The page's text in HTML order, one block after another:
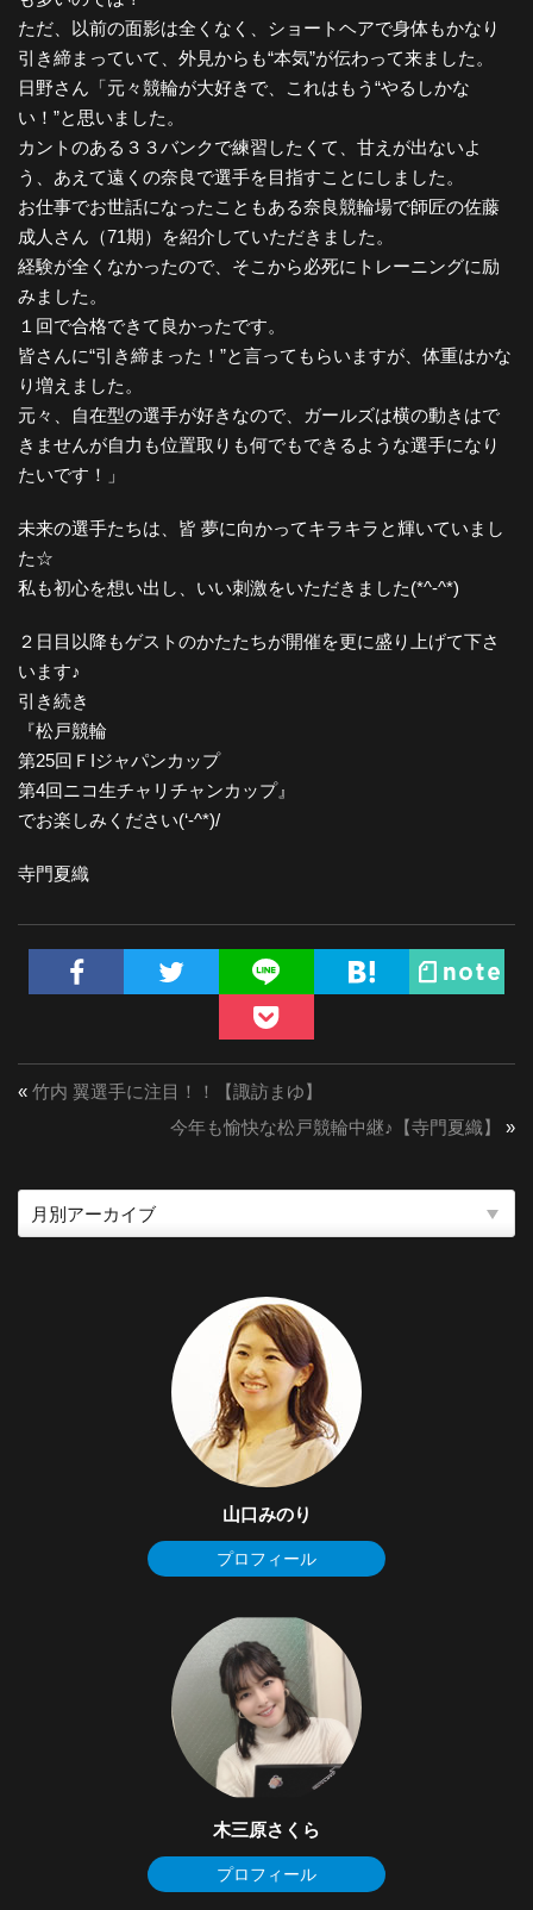
ただ、以前の面影は全くなく、ショートヘアで身体もかなり
引き締まっていて、外見からも“本気”が伝わって来ました。
日野さん「元々競輪が大好きで、これはもう“やるしかな
い！”と思いました。
カントのある３３バンクで練習したくて、甘えが出ないよ
う、あえて遠くの奈良で選手を目指すことにしました。
お仕事でお世話になったこともある奈良競輪場で師匠の佐藤
成人さん（71期）を紹介していただきました。
経験が全くなかったので、そこから必死にトレーニングに励
みました。
１回で合格できて良かったです。
皆さんに“引き締まった！”と言ってもらいますが、体重はかな
り増えました。
元々、自在型の選手が好きなので、ガールズは横の動きはで
きませんが自力も位置取りも何でもできるような選手になり
たいです！」
未来の選手たちは、皆 夢に向かってキラキラと輝いていまし
た☆
私も初心を想い出し、いい刺激をいただきました(*^-^*)
２日目以降もゲストのかたたちが開催を更に盛り上げて下さ
います♪
引き続き
『松戸競輪
第25回ＦIジャパンカップ
第4回ニコ生チャリチャンカップ』
でお楽しみください(‘-^*)/
寺門夏織
« 竹内 翼選手に注目！！【諏訪まゆ】
今年も愉快な松戸競輪中継♪【寺門夏織】
»
山口みのり
プロフィール
木三原さくら
プロフィール